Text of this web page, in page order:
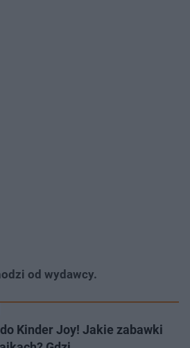
od wydawcy.
Kinder Joy! Jakie zabawki